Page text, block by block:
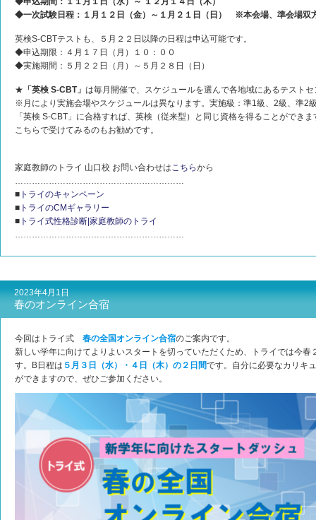
◆一次試験日程：１月１２日（金）～１月２１日（日） ※本会場、準会場双
英検S-CBTテストも、５月２２日以降の日程は申込可能です。
◆申込期限：４月１７日（月）１０：００
◆実施期間：５月２２日（月）～５月２８日（日）
★ 「英検 S-CBT」 は毎月開催で、スケジュールを選んで各地域にあるテスト
※月により実施会場やスケジュールは異なります。実施級：準1級、2級、準2
「英検 S-CBT」に合格すれば、英検（従来型）と同じ資格を得ることができ
こちらで受けてみるのもお勧めです。
家庭教師のトライ 山口校 お問い合わせはこちらから
……………………………………………………
■ トライのキャンペーン
■ トライのCMギャラリー
■ トライ式性格診断|家庭教師のトライ
……………………………………………………
2023年4月1日
春のオンライン合宿
今回はトライ式 春の全国オンライン合宿のご案内です。
新しい学年に向けてよりよいスタートを切っていただくため、トライでは今
す。B日程は ５月３日（水）・４日（木）の２日間です。自分に必要なカリキ
ができますので、ぜひご参加ください。